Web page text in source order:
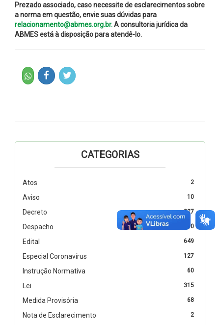
Prezado associado, caso necessite de esclarecimentos sobre
a norma em questão, envie suas dúvidas para
relacionamento@abmes.org.br.A consultoria jurídica da
ABMES está à disposição para atendê-lo.
CATEGORIAS
2
Atos
10
Aviso
327
Decreto
110
Despacho
649
Edital
127
Especial Coronavírus
60
Instrução Normativa
315
Lei
68
Medida Provisória
2
Nota de Esclarecimento